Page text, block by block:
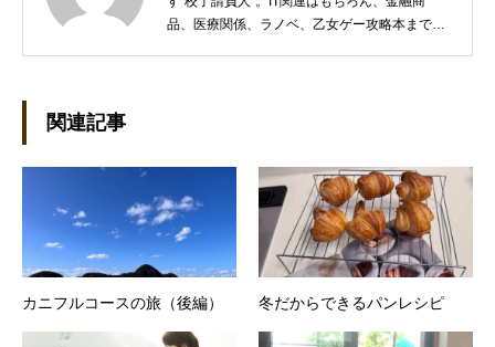
品、医療関係、ラノベ、乙女ゲー攻略本まで幅
関連記事
カニフルコースの旅（後編） 冬だからできるパンレシピ